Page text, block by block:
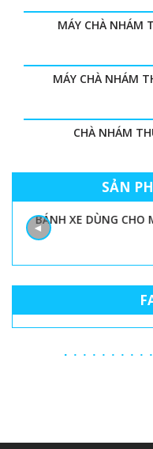
MÁY CHÀ NHÁM
MÁY CHÀ NHÁM
CHÀ NHÁM
SẢN
BÁNH XE DÙNG
◄